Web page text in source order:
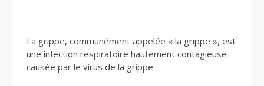
La grippe, communément appelée « la grippe », est
une infection respiratoire hautement contagieuse
causée par le virus de la grippe.